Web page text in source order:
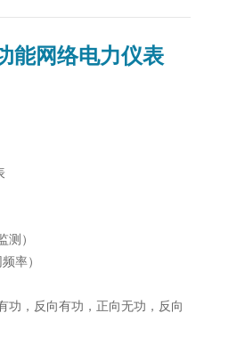
能网络电力仪表
测）
率）
功，反向有功，正向无功，反向